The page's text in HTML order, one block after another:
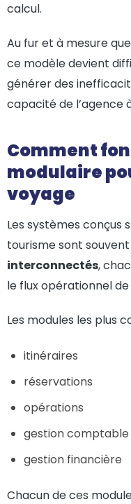
calcul.
Au fur et à mesure
ce modèle devient
générer des
capacité de l’agence
Comment
modulaire
voyage
Les systèmes conçus
tourisme sont
interconnectés,
le flux opérationnel de
Les modules les plus
itinéraires
réservations
opérations
gestion comptable
gestion financière
Chacun de ces